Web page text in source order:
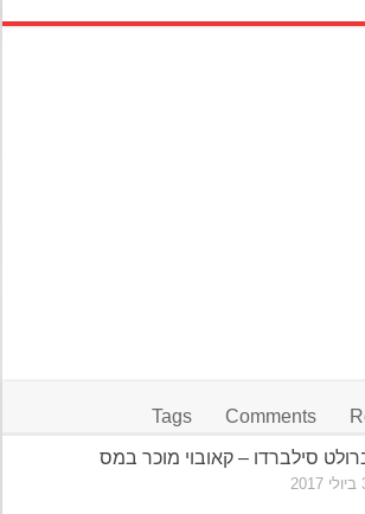
Comments
Tags
סילברדו – קאובוי מוכר במס